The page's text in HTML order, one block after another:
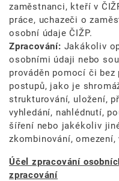
zaměstnanci, kteří v
práce, uchazeči o
osobní údaje ČIŽP.
Zpracování: Jakákoliv
osobními údaji nebo
prováděn pomocí či
postupů, jako je
strukturování, uložení,
vyhledání, nahlédnutí,
šíření nebo jakékoliv
zkombinování, omezení,
Účel zpracování
zpracování